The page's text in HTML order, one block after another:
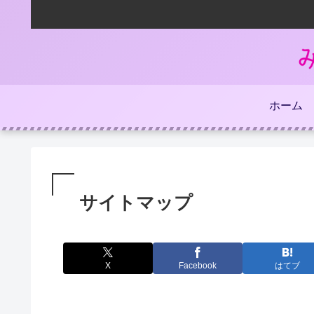
ホーム
サイトマップ
X Facebook はてブ